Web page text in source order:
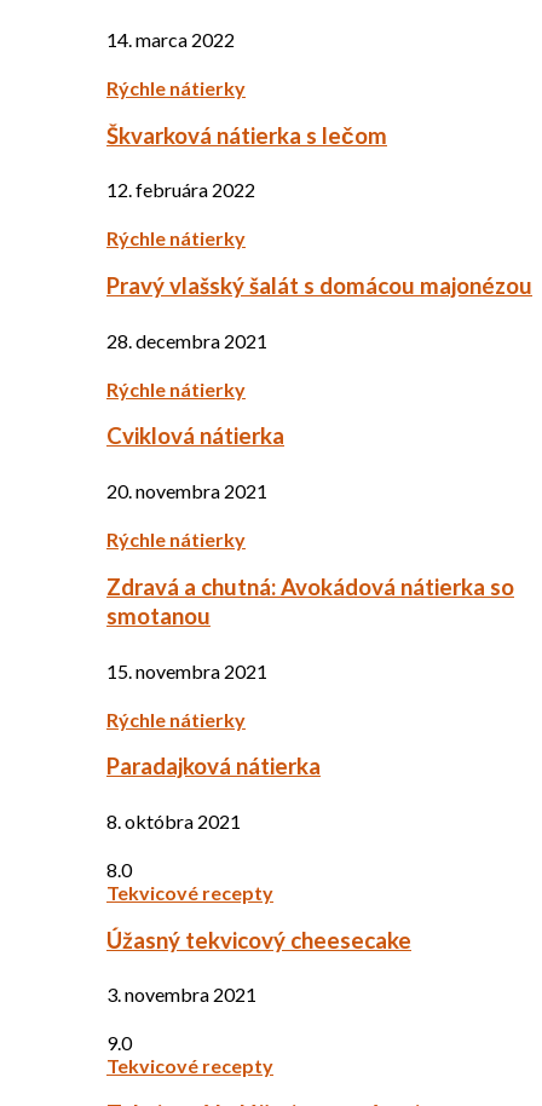
14. marca 2022
Rýchle nátierky
Škvarková nátierka s lečom
12. februára 2022
Rýchle nátierky
Pravý vlašský šalát s domácou majonézou
28. decembra 2021
Rýchle nátierky
Cviklová nátierka
20. novembra 2021
Rýchle nátierky
Zdravá a chutná: Avokádová nátierka so
smotanou
15. novembra 2021
Rýchle nátierky
Paradajková nátierka
8. októbra 2021
8.0
Tekvicové recepty
Úžasný tekvicový cheesecake
3. novembra 2021
9.0
Tekvicové recepty